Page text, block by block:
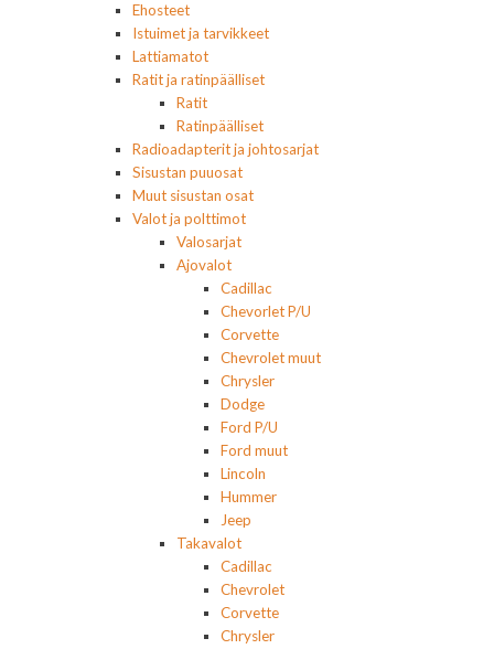
Ehosteet
Istuimet ja tarvikkeet
Lattiamatot
Ratit ja ratinpäälliset
Ratit
Ratinpäälliset
Radioadapterit ja johtosarjat
Sisustan puuosat
Muut sisustan osat
Valot ja polttimot
Valosarjat
Ajovalot
Cadillac
Chevorlet P/U
Corvette
Chevrolet muut
Chrysler
Dodge
Ford P/U
Ford muut
Lincoln
Hummer
Jeep
Takavalot
Cadillac
Chevrolet
Corvette
Chrysler